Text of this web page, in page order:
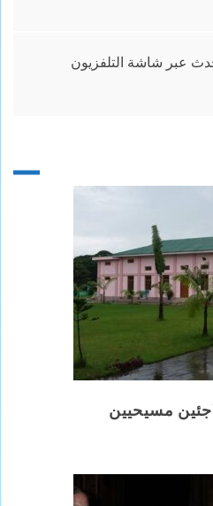
عبر شاشة التلفزيون
مسيحيين